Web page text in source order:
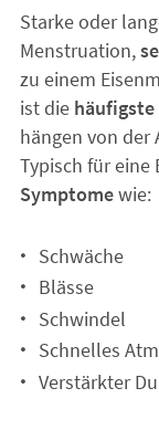
Starke oder
Menstruation,
zu einem
ist die
hängen von der
Typisch für
Symptomewie:
Schwäche
Blässe
Schwindel
Schnelles
Verstärkter